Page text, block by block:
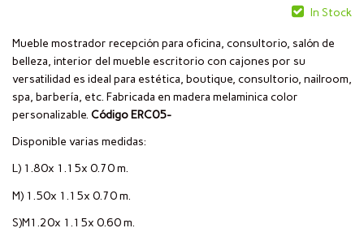
In Stock
Mueble mostrador recepción para oficina, consultorio, salón de
belleza, interior del mueble escritorio con cajones por su
versatilidad es ideal para estética, boutique, consultorio, nailroom,
spa, barbería, etc. Fabricada en madera melaminica color
personalizable. Código ERC05-
Disponible varias medidas:
L) 1.80x 1.15x 0.70 m.
M) 1.50x 1.15x 0.70 m.
S)M1.20x 1.15x 0.60 m.